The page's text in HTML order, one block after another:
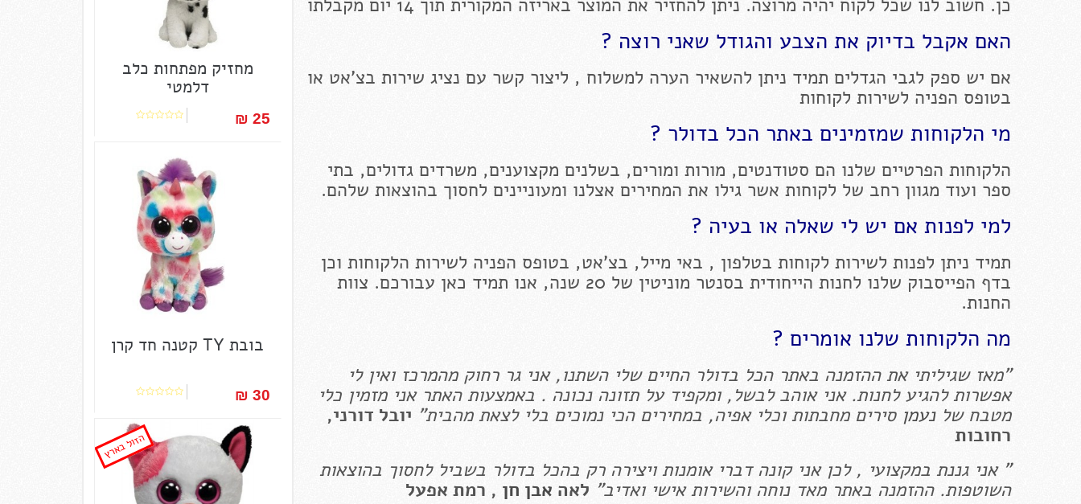
מחזיק מפתחות כלב
דלמטי
25 ₪‎
בובת TY קטנה חד קרן
30 ₪‎
הזול בארץ
כן. חשוב לנו שכל לקוח יהיה מרוצה. ניתן להחזיר את המוצר באריזה המקורית תוך 14 יום מקבלתו
האם אקבל בדיוק את הצבע והגודל שאני רוצה ?
אם יש ספק לגבי הגדלים תמיד ניתן להשאיר הערה למשלוח , ליצור קשר עם נציג שירות בצ'אט או
בטופס הפניה לשירות לקוחות
מי הלקוחות שמזמינים באתר הכל בדולר ?
הלקוחות הפרטיים שלנו הם סטודנטים, מורות ומורים, בשלנים מקצוענים, משרדים גדולים, בתי
ספר ועוד מגוון רחב של לקוחות אשר גילו את המחירים אצלנו ומעוניינים לחסוך בהוצאות שלהם.
למי לפנות אם יש לי שאלה או בעיה ?
תמיד ניתן לפנות לשירות לקוחות בטלפון , באי מייל, בצ'אט, בטופס הפניה לשירות הלקוחות וכן
בדף הפייסבוק שלנו לחנות הייחודית בסנטר מוניטין של 20 שנה, אנו תמיד כאן עבורכם. צוות
החנות.
מה הלקוחות שלנו אומרים ?
"מאז שגיליתי את ההזמנה באתר הכל בדולר החיים שלי השתנו, אני גר רחוק מהמרכז ואין לי
אפשרות להגיע לחנות. אני אוהב לבשל, ומקפיד על תזונה נכונה . באמצעות האתר אני מזמין כלי
מטבח שלנעמןסירים מחבתות וכלי אפיה, במחירים הכי נמוכים בלי לצאת מהבית" יובל דורני,
רחובות
" אני גננת במקצועי , לכן אני קונה דברי אומנות ויצירה רק בהכל בדולר בשביל לחסוך בהוצאות
השוטפות. ההזמנה באתר מאד נוחה והשירות אישי ואדיב" לאה אבן חן , רמת אפעל